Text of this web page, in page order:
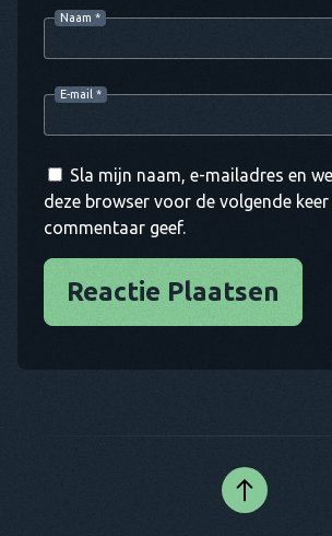
Naam *
E-mail *
Sla mijn naam, e-mailadres en
deze browser voor de volgende
commentaar geef.
Reactie Plaatsen